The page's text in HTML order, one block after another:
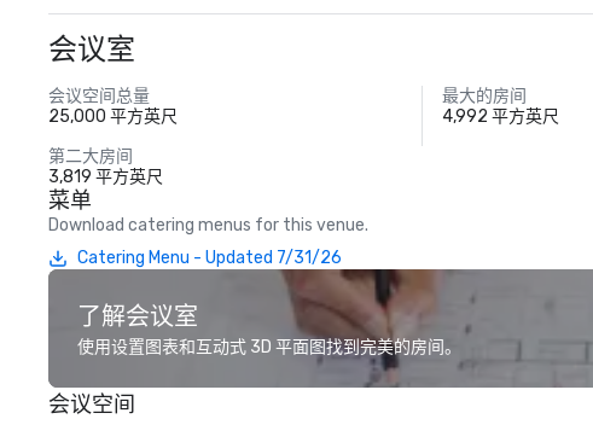
会议室
会议空间总量
25,000 平方英尺
最大的房间
4,992 平方英尺
第二大房间
3,819 平方英尺
菜单
Download catering menus for this venue.
Catering Menu - Updated 7/31/26
了解会议室
使用设置图表和互动式 3D 平面图找到完美的房间。
会议空间